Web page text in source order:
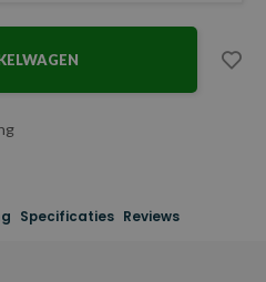
Specificaties Reviews